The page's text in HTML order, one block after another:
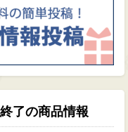
了の商品情報